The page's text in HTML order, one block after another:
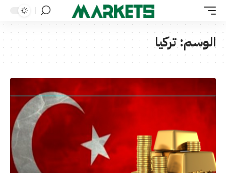
الوسم:تركيا